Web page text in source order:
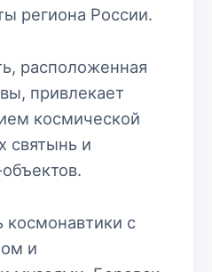
региона России.
расположенная
привлекает
космической
святынь и
космонавтики с
и